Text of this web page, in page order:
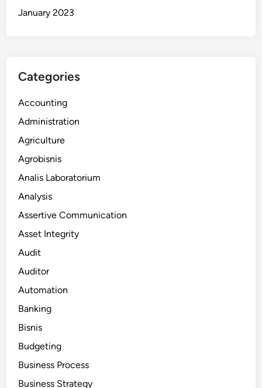
January 2023
Categories
Accounting
Administration
Agriculture
Agrobisnis
Analis Laboratorium
Analysis
Assertive Communication
Asset Integrity
Audit
Auditor
Automation
Banking
Bisnis
Budgeting
Business Process
Business Strategy